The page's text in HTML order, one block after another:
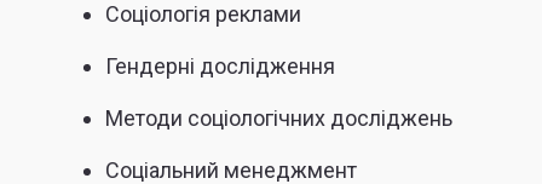
Соціологія реклами
Гендерні дослідження
Методи соціологічних досліджень
Соціальний менеджмент